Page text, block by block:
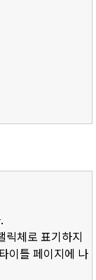
릭체로 표기하지
이틀 페이지에 나